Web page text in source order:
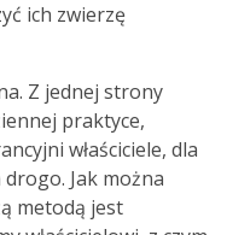
ich zwierzę
Z jednej strony
praktyce,
właściciele, dla
Jak można
metodą jest